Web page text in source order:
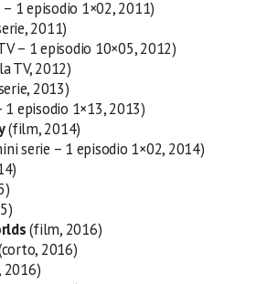
1 episodio 1×02, 2011)
2011)
– 1 episodio 10×05, 2012)
TV, 2012)
2013)
1 episodio 1×13, 2013)
(film, 2014)
serie – 1 episodio 1×02, 2014)
(film, 2016)
2016)